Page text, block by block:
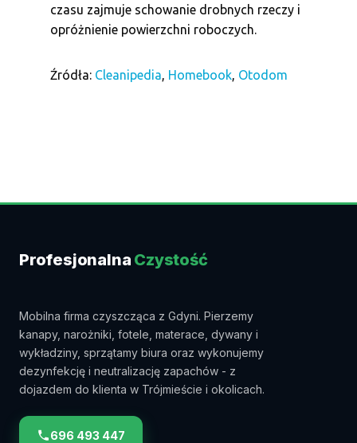
czasu zajmuje schowanie drobnych rzeczy i
opróżnienie powierzchni roboczych.
Źródła: Cleanipedia, Homebook, Otodom
Profesjonalna Czystość
Mobilna firma czyszcząca z Gdyni. Pierzemy
kanapy, narożniki, fotele, materace, dywany i
wykładziny, sprzątamy biura oraz wykonujemy
dezynfekcję i neutralizację zapachów - z
dojazdem do klienta w Trójmieście i okolicach.
696 493 447